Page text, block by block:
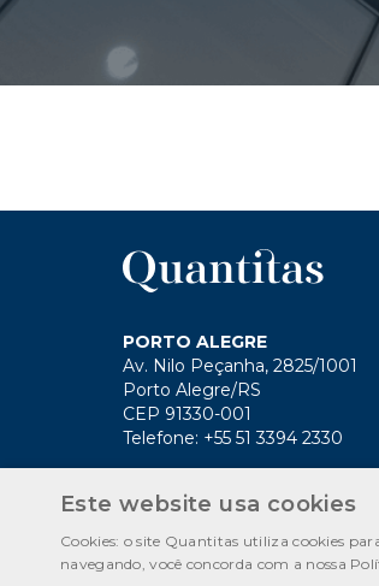
PORTO ALEGRE
Av. Nilo Peçanha, 2825/1001
Porto Alegre/RS
CEP 91330-001
Telefone: +55 51 3394 2330
Este website usa cookies
Cookies: o site Quantitas utiliza cookies
navegando, você concorda com a nossa